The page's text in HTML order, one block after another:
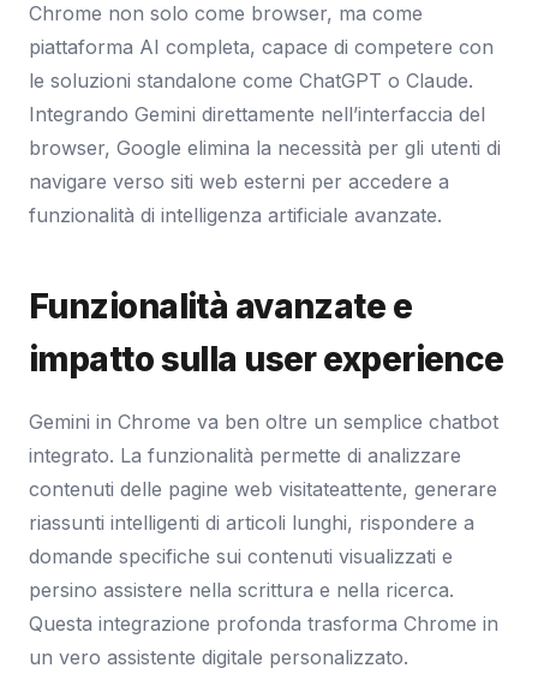
Chrome non solo come browser, ma come
piattaforma AI completa, capace di competere con
le soluzioni standalone come ChatGPT o Claude.
Integrando Gemini direttamente nell’interfaccia del
browser, Google elimina la necessità per gli utenti di
navigare verso siti web esterni per accedere a
funzionalità di intelligenza artificiale avanzate.
Funzionalità avanzate e
impatto sulla user experience
Gemini in Chrome va ben oltre un semplice chatbot
integrato. La funzionalità permette di analizzare
contenuti delle pagine web visitateattente, generare
riassunti intelligenti di articoli lunghi, rispondere a
domande specifiche sui contenuti visualizzati e
persino assistere nella scrittura e nella ricerca.
Questa integrazione profonda trasforma Chrome in
un vero assistente digitale personalizzato.